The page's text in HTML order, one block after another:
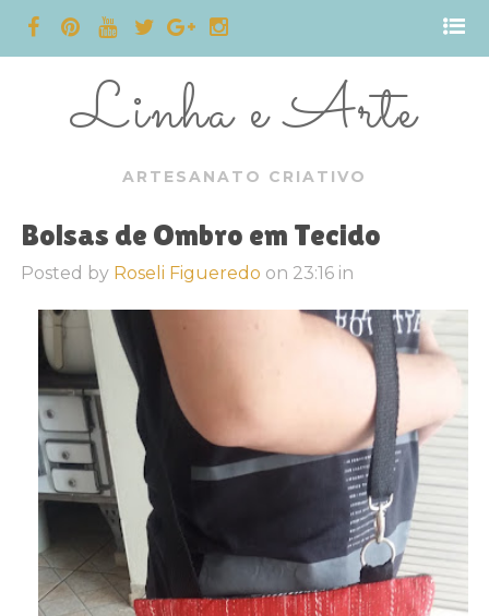
Linha e Arte
ARTESANATO CRIATIVO
Bolsas de Ombro em Tecido
Posted by Roseli Figueredo on 23:16 in